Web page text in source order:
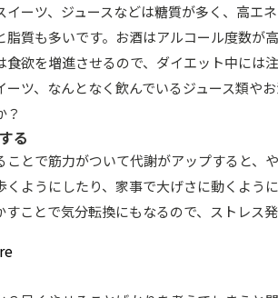
イーツ、ジュースなどは糖質が多く、高エ
脂質も多いです。お酒はアルコール度数が
食欲を増進させるので、ダイエット中には
ーツ、なんとなく飲んでいるジュース類や
？
る
ことで筋力がついて代謝がアップすると、
くようにしたり、家事で大げさに動くよう
すことで気分転換にもなるので、ストレス